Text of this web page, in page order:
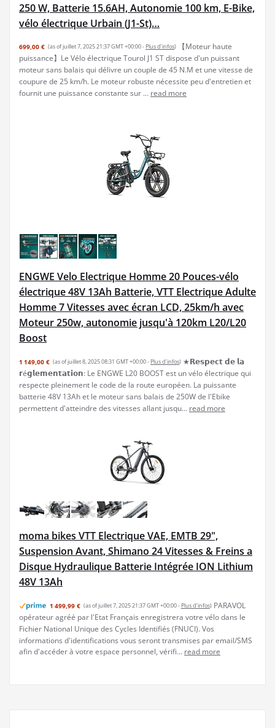
250 W, Batterie 15.6AH, Autonomie 100 km, E-Bike,
vélo électrique Urbain (J1-St)…
699,00 € (as of juillet 7, 2025 21:37 GMT +00:00 - Plus d’infos)
【Moteur haute
puissance】Le Vélo électrique Tourol J1 ST dispose d'un puissant
moteur sans balais qui délivre un couple de 45 N.M et une vitesse de
coupure de 25 km/h. Le moteur robuste nécessite peu d'entretien et
fournit une puissance constante sur ... read more
ENGWE Velo Electrique Homme 20 Pouces-vélo
électrique 48V 13Ah Batterie, VTT Electrique Adulte
Homme 7 Vitesses avec écran LCD, 25km/h avec
Moteur 250w, autonomie jusqu'à 120km L20/L20
Boost
1 149,00 € (as of juillet 8, 2025 08:31 GMT +00:00 - Plus d’infos) ★𝗥𝗲𝘀𝗽𝗲𝗰𝘁 𝗱𝗲 𝗹𝗮
𝗿é𝗴𝗹𝗲𝗺𝗲𝗻𝘁𝗮𝘁𝗶𝗼𝗻: Le ENGWE L20 BOOST est un vélo électrique qui
respecte pleinement le code de la route européen. La puissante
batterie 48V 13Ah et le moteur sans balais de 250W de l'Ebike
permettent d'atteindre des vitesses allant jusqu... read more
moma bikes VTT Electrique VAE, EMTB 29",
Suspension Avant, Shimano 24 Vitesses & Freins a
Disque Hydraulique Batterie Intégrée ION Lithium
48V 13Ah
1 499,99 € (as of juillet 7, 2025 21:37 GMT +00:00 - Plus d’infos) PARAVOL
opérateur agréé par l'Etat Français enregistrera votre vélo dans le
Fichier National Unique des Cycles Identifiés (FNUCI). Vos
informations d'identifications vous seront transmises par email/SMS
afin d'accéder à votre espace personnel, vérifi... read more